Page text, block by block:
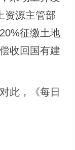
资源主管部
征缴土地
收回国有建
此，《每日